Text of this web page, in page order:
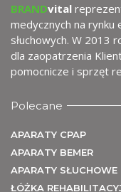
BRANDvital
medycznych na
słuchowych. W 2013
dla zaopatrzenia
pomocnicze i sprzęt
Polecane
APARATY CPAP
APARATY BEMER
APARATY SŁUCHOWE
ŁÓŻKA